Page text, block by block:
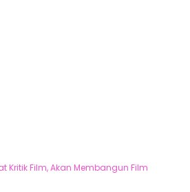
Kritik Film, Akan Membangun Film